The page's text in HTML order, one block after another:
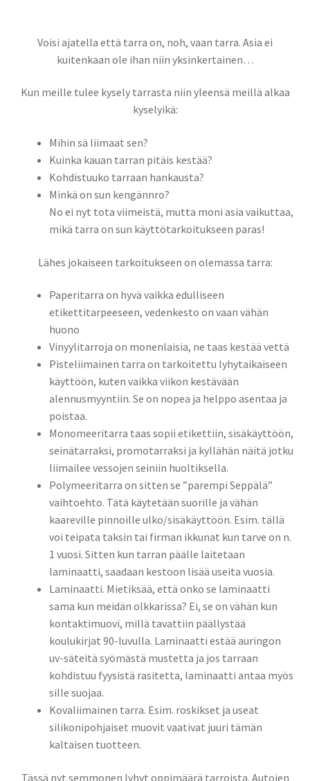
Tilaustuote
Asiakkaidemme kaupat
Meistä
valikko
Ota Yhteyttä
Toimitusehdot
Tietosuojaseloste
Voisi ajatella että tarra on, noh, vaan tarra. Asia ei
kuitenkaan ole ihan niin yksinkertainen…
Kun meille tulee kysely tarrasta niin yleensä meillä alkaa
kyselyikä:
Mihin sä liimaat sen?
Kuinka kauan tarran pitäis kestää?
Kohdistuuko tarraan hankausta?
Minkä on sun kengännro?
No ei nyt tota viimeistä, mutta moni asia vaikuttaa,
mikä tarra on sun käyttötarkoitukseen paras!
Lähes jokaiseen tarkoitukseen on olemassa tarra:
Paperitarra on hyvä vaikka edulliseen
etikettitarpeeseen, vedenkesto on vaan vähän
huono
Vinyylitarroja on monenlaisia, ne taas kestää vettä
Pisteliimainen tarra on tarkoitettu lyhytaikaiseen
käyttöön, kuten vaikka viikon kestävään
alennusmyyntiin. Se on nopea ja helppo asentaa ja
poistaa.
Monomeeritarra taas sopii etikettiin, sisäkäyttöön,
seinätarraksi, promotarraksi ja kyllähän näitä jotku
liimailee vessojen seiniin huoltiksella.
Polymeeritarra on sitten se ”parempi Seppälä”
vaihtoehto. Tätä käytetään suorille ja vähän
kaareville pinnoille ulko/sisäkäyttöön. Esim. tällä
voi teipata taksin tai firman ikkunat kun tarve on n.
1 vuosi. Sitten kun tarran päälle laitetaan
laminaatti, saadaan kestoon lisää useita vuosia.
Laminaatti. Mietiksää, että onko se laminaatti
sama kun meidän olkkarissa? Ei, se on vähän kun
kontaktimuovi, millä tavattiin päällystää
koulukirjat 90-luvulla. Laminaatti estää auringon
uv-säteitä syömästä mustetta ja jos tarraan
kohdistuu fyysistä rasitetta, laminaatti antaa myös
sille suojaa.
Kovaliimainen tarra. Esim. roskikset ja useat
silikonipohjaiset muovit vaativat juuri tämän
kaltaisen tuotteen.
Tässä nyt semmonen lyhyt oppimäärä tarroista. Autojen